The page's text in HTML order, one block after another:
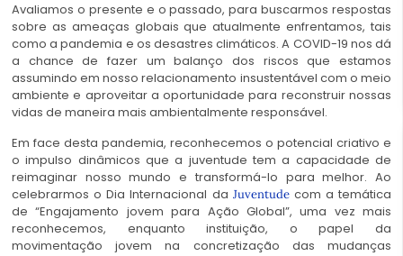
Avaliamos o presente e o passado, para buscarmos respostas
sobre as ameaças globais que atualmente enfrentamos, tais
como a pandemia e os desastres climáticos. A COVID-19 nos dá
a chance de fazer um balanço dos riscos que estamos
assumindo em nosso relacionamento insustentável com o meio
ambiente e aproveitar a oportunidade para reconstruir nossas
vidas de maneira mais ambientalmente responsável.
Em face desta pandemia, reconhecemos o potencial criativo e
o impulso dinâmicos que a juventude tem a capacidade de
reimaginar nosso mundo e transformá-lo para melhor. Ao
celebrarmos o Dia Internacional da Juventudecom a temática
de “Engajamento jovem para Ação Global”, uma vez mais
reconhecemos, enquanto instituição, o papel da
movimentação jovem na concretização das mudanças